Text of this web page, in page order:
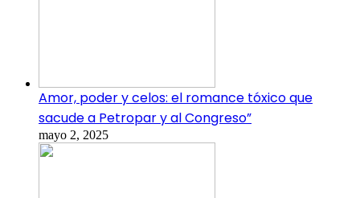
Amor, poder y celos: el romance tóxico que
sacude a Petropar y al Congreso”
mayo 2, 2025